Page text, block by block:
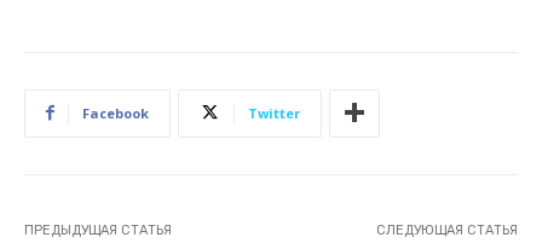
Facebook Twitter
ПРЕДЫДУЩАЯ СТАТЬЯ СЛЕДУЮЩАЯ СТАТЬЯ